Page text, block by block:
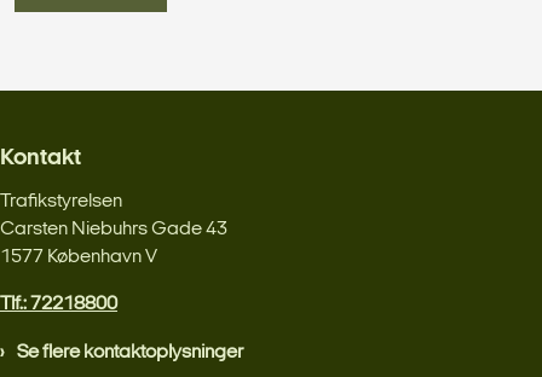
Kontakt
Trafikstyrelsen
Carsten Niebuhrs Gade 43
1577 København V
Tlf.: 72218800
Se flere kontaktoplysninger